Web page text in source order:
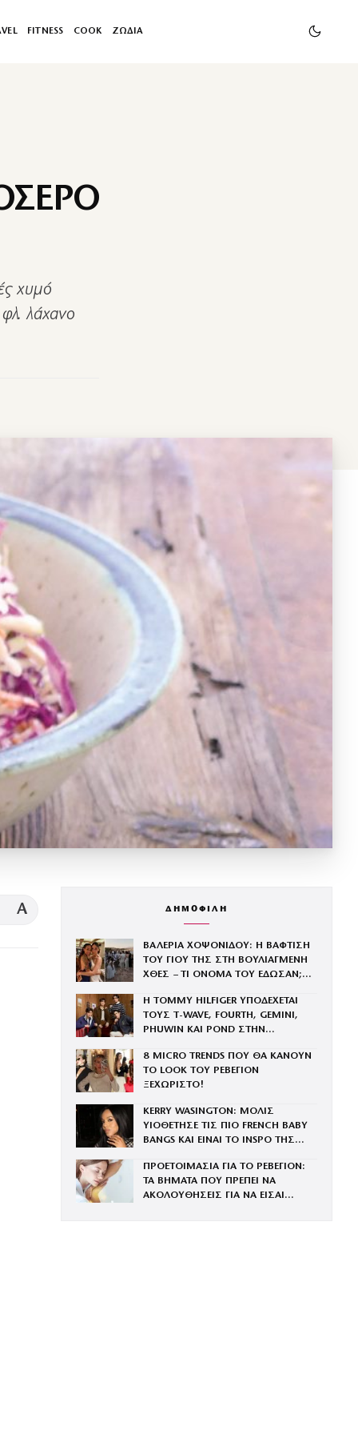
FITNESS COOK ΖΩΔΙΑ
χυμό
λάχανο
A ΔΗΜΟΦΙΛΗ
ΒΑΛΕΡΙΑ ΧΟΨΟΝΙΔΟΥ: Η ΒΑΦΤΙΣΗ
ΤΟΥ ΓΙΟΥ ΤΗΣ ΣΤΗ ΒΟΥΛΙΑΓΜΕΝΗ
ΧΘΕΣ – ΤΙ ΟΝΟΜΑ ΤΟΥ ΕΔΩΣΑΝ;
Η TOMMY HILFIGER ΥΠΟΔΕΧΕΤΑΙ
ΤΟΥΣ Τ-WAVE, FOURTH, GEMINI,
PHUWIN ΚΑΙ POND ΣΤΗΝ
8 MICRO TRENDS ΠΟΥ ΘΑ ΚΑΝΟΥΝ
ΤΟ LOOK ΤΟΥ ΡΕΒΕΓΙΟΝ
ΞΕΧΩΡΙΣΤΟ!
KERRY WASINGTON: ΜΟΛΙΣ
ΥΙΟΘΕΤΗΣΕ ΤΙΣ ΠΙΟ FRENCH BABY
BANGS ΚΑΙ ΕΙΝΑΙ ΤΟ INSPO ΤΗΣ
ΠΡΟΕΤΟΙΜΑΣΙΑ ΓΙΑ ΤΟ ΡΕΒΕΓΙΟΝ:
ΤΑ ΒΗΜΑΤΑ ΠΟΥ ΠΡΕΠΕΙ ΝΑ
ΑΚΟΛΟΥΘΗΣΕΙΣ ΓΙΑ ΝΑ ΕΙΣΑΙ